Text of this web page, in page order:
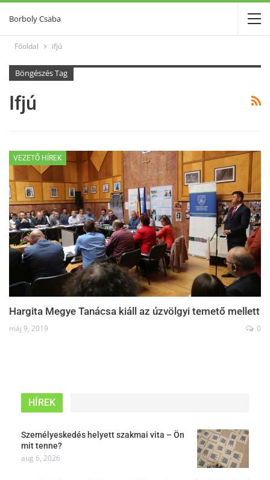
Borboly Csaba
Főoldal ifjú
Böngészés Tag
Ifjú
VEZETŐ HÍREK
Hargita Megye Tanácsa kiáll az úzvölgyi temető mellett
máj 9, 2019 0
HÍREK
Személyeskedés helyett szakmai vita – Ön
mit tenne?
aug 6, 2026